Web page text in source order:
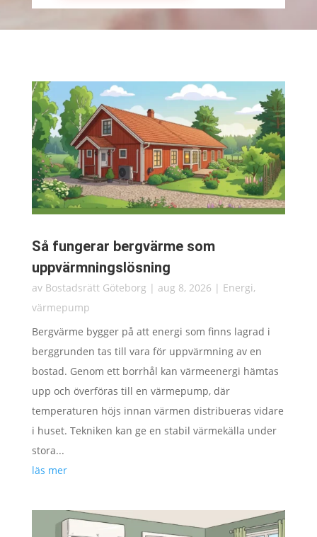
Så fungerar bergvärme som
uppvärmningslösning
av Bostadsrätt Göteborg | aug 8, 2026 | Energi,
värmepump
Bergvärme bygger på att energi som finns lagrad i
berggrunden tas till vara för uppvärmning av en
bostad. Genom ett borrhål kan värmeenergi hämtas
upp och överföras till en värmepump, där
temperaturen höjs innan värmen distribueras vidare
i huset. Tekniken kan ge en stabil värmekälla under
stora...
läs mer